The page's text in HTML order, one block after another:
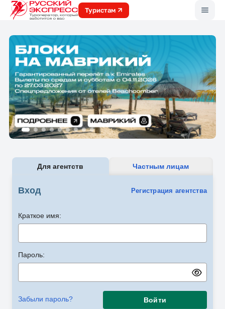
Туристам
Для агентств Частным лицам
Вход Регистрация агентства
Краткое имя:
Пароль:
Забыли пароль? Войти